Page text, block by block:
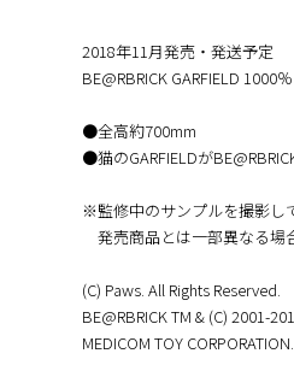
2018年11月発売・発送予定
BE@RBRICK GARFIELD 1000％
●全高約700mm
●猫のGARFIELDが
※監修中のサンプルを撮影し
発売商品とは一部異なる場
(C) Paws. All Rights Reserved.
BE@RBRICK TM & (C) 2001-
MEDICOM TOY